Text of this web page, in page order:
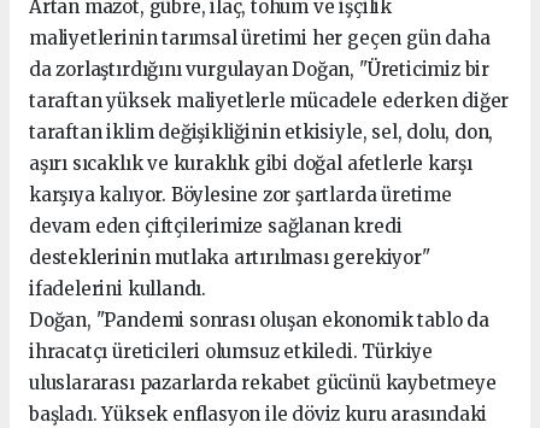
Artan mazot, gübre, ilaç, tohum ve işçilik
maliyetlerinin tarımsal üretimi her geçen gün daha
da zorlaştırdığını vurgulayan Doğan, "Üreticimiz bir
taraftan yüksek maliyetlerle mücadele ederken diğer
taraftan iklim değişikliğinin etkisiyle, sel, dolu, don,
aşırı sıcaklık ve kuraklık gibi doğal afetlerle karşı
karşıya kalıyor. Böylesine zor şartlarda üretime
devam eden çiftçilerimize sağlanan kredi
desteklerinin mutlaka artırılması gerekiyor"
ifadelerini kullandı.
Doğan, "Pandemi sonrası oluşan ekonomik tablo da
ihracatçı üreticileri olumsuz etkiledi. Türkiye
uluslararası pazarlarda rekabet gücünü kaybetmeye
başladı. Yüksek enflasyon ile döviz kuru arasındaki